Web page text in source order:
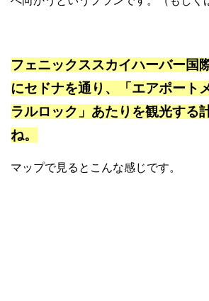
フェニックススカイハーバー国
にセドナを通り、「エアポート
ラルロック」あたりを観光する
ね。
マップで見るとこんな感じです。